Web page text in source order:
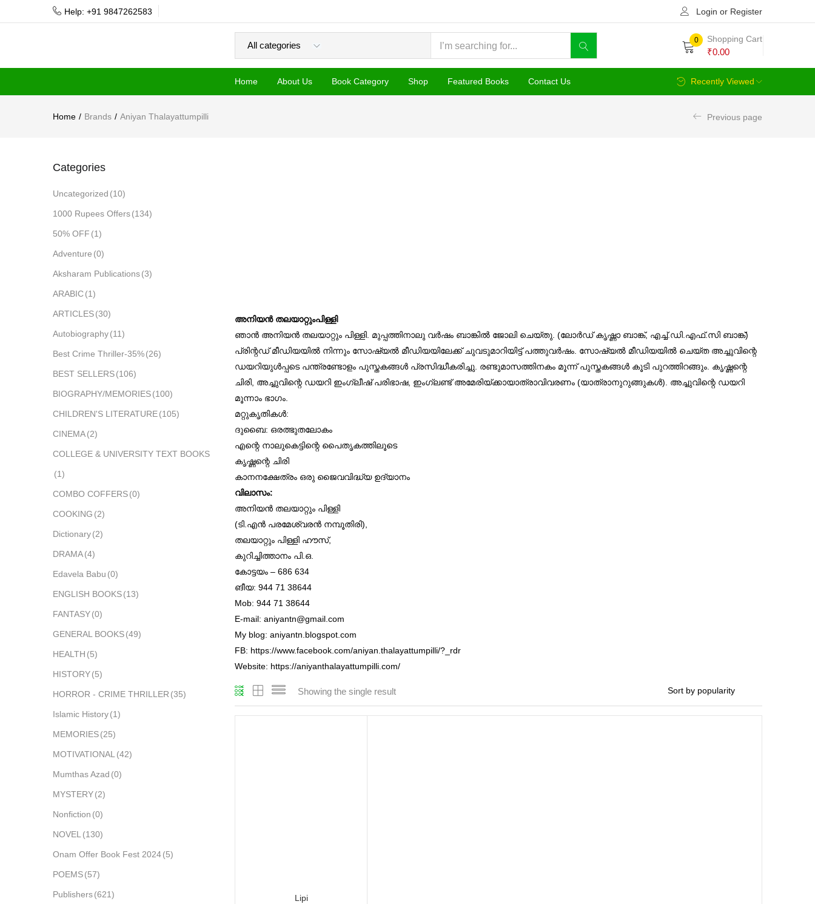
Help: +91 9847262583 Login or Register
0 Shopping Cart
₹0.00
Home About Us Book Category Shop Featured Books Contact Us Recently Viewed
Home Brands Aniyan Thalayattumpilli Previous page
അനിയന്‍ തലയാറ്റുംപിള്ളി
ഞാന്‍ അനിയന്‍ തലയാറ്റും പിള്ളി. മുപ്പത്തിനാലു വര്‍ഷം ബാങ്കില്‍ ജോലി ചെയ്തു. (ലോര്‍ഡ് കൃഷ്ണാ ബാങ്ക്, എച്ച്.ഡി.എഫ്.സി ബാങ്ക്)
പ്രിന്റഡ് മീഡിയയില്‍ നിന്നും സോഷ്യല്‍ മീഡിയയിലേക്ക് ചുവടുമാറിയിട്ട് പത്തുവര്‍ഷം. സോഷ്യല്‍ മീഡിയയില്‍ ചെയ്ത അച്ചുവിന്റെ
ഡയറിയുള്‍പ്പടെ പന്ത്രണ്ടോളം പുസ്തകങ്ങള്‍ പ്രസിദ്ധീകരിച്ചു. രണ്ടുമാസത്തിനകം മൂന്ന് പുസ്തകങ്ങള്‍ കൂടി പുറത്തിറങ്ങും. കൃഷ്ണന്റെ
ചിരി, അച്ചുവിന്റെ ഡയറി ഇംഗ്ലീഷ് പരിഭാഷ, ഇംഗ്ലണ്ട് അമേരിയ്ക്കായാത്രാവിവരണം (യാത്രാനുറുങ്ങുകള്‍). അച്ചുവിന്റെ ഡയറി
മൂന്നാം ഭാഗം.
മറ്റുകൃതികള്‍:
ദുബൈ: ഒരത്ഭുതലോകം
എന്റെ നാലുകെട്ടിന്റെ പൈതൃകത്തിലൂടെ
കൃഷ്ണന്റെ ചിരി
കാനനക്ഷേത്രം ഒരു ജൈവവിദ്ധ്യ ഉദ്യാനം
വിലാസം:
അനിയന്‍ തലയാറ്റും പിള്ളി
(ടി.എന്‍ പരമേശ്വരന്‍ നമ്പൂതിരി),
തലയാറ്റും പിള്ളി ഹൗസ്,
കുറിച്ചിത്താനം പി.ഒ.
കോട്ടയം – 686 634
ങീയ: 944 71 38644
Mob: 944 71 38644
E-mail: aniyantn@gmail.com
My blog: aniyantn.blogspot.com
FB: https://www.facebook.com/aniyan.thalayattumpilli/?_rdr
Website: https://aniyanthalayattumpilli.com/
Showing the single result
Lipi
Categories
Uncategorized (10)
1000 Rupees Offers(134)
50% OFF (1)
Adventure (0)
Aksharam Publications(3)
ARABIC(1)
ARTICLES(30)
Autobiography(11)
Best Crime Thriller-35%(26)
BEST SELLERS(106)
BIOGRAPHY/MEMORIES(100)
CHILDREN'S LITERATURE(105)
CINEMA(2)
COLLEGE & UNIVERSITY TEXT BOOKS
(1)
COMBO COFFERS(0)
COOKING (2)
Dictionary(2)
DRAMA(4)
Edavela Babu (0)
ENGLISH BOOKS(13)
FANTASY(0)
GENERAL BOOKS(49)
HEALTH (5)
HISTORY(5)
HORROR - CRIME THRILLER (35)
Islamic History(1)
MEMORIES(25)
MOTIVATIONAL (42)
Mumthas Azad (0)
MYSTERY(2)
Nonfiction (0)
NOVEL (130)
Onam Offer Book Fest 2024(5)
POEMS(57)
Publishers(621)